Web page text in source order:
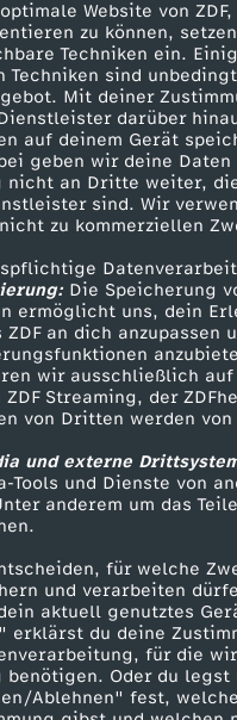
Website von ZDF,
zu können,
Techniken ein.
Techniken sind
Mit deiner
darüber
auf deinem Gerät
geben wir deine Daten
nicht an Dritte weiter,
sind. Wir
zu kommerziellen
Die Speicherung
ermöglicht uns, dein
an dich anzupassen
wir ausschließlich auf
ZDF Streaming, der
von Dritten werden
und externe
Tools und Dienste von
anderem um das
für welche
und verarbeiten
aktuell genutztes
erklärst du deine
für die
benötigen. Oder du legst
Ablehnen" fest,
Service
ZDFmitreden
Kontakt zum
Tickets
Hilfe